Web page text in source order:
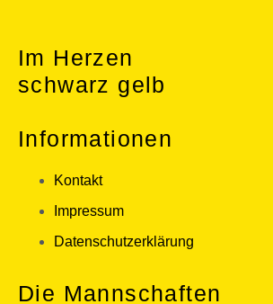
Im Herzen
schwarz gelb
Informationen
Kontakt
Impressum
Datenschutzerklärung
Die Mannschaften